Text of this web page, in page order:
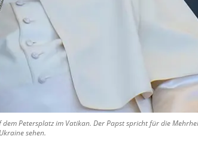
Petersplatz im Vatikan. Der Papst spricht für die
sehen.